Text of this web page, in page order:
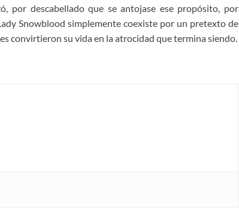
por descabellado que se antojase ese propósito, por
Snowblood simplemente coexiste por un pretexto de
convirtieron su vida en la atrocidad que termina siendo.